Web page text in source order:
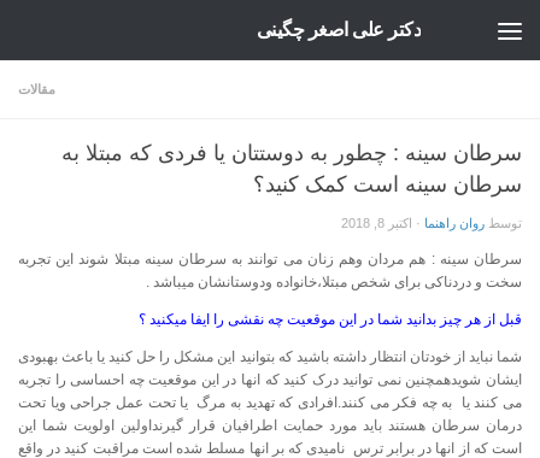
دکتر علی اصغر چگینی
مقالات
سرطان سینه : چطور به دوستتان یا فردی که مبتلا به
سرطان سینه است کمک کنید؟
توسط روان راهنما · اکتبر 8, 2018
سرطان سینه : هم مردان وهم زنان می توانند به سرطان سینه مبتلا شوند این تجربه
سخت و دردناکی برای شخص مبتلا،خانواده ودوستانشان میباشد .
قبل از هر چیز بدانید شما در این موقعیت چه نقشی را ایفا میکنید ؟
شما نباید از خودتان انتظار داشته باشید که بتوانید این مشکل را حل کنید یا باعث بهبودی
ایشان شویدهمچنین نمی توانید درک کنید که انها در این موقعیت چه احساسی را تجربه
می کنند یا به چه فکر می کنند.افرادی که تهدید به مرگ یا تحت عمل جراحی ویا تحت
درمان سرطان هستند باید مورد حمایت اطرافیان قرار گیرنداولین اولویت شما این
است که از انها در برابر ترس نامیدی که بر انها مسلط شده است مراقبت کنید در واقع